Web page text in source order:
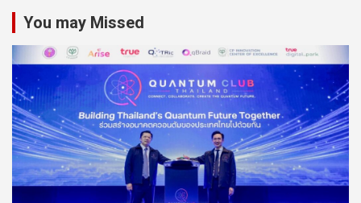
You may Missed